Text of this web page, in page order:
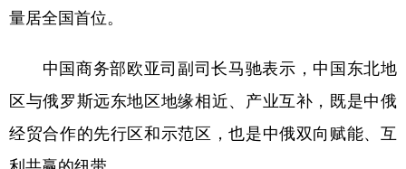
量居全国首位。
中国商务部欧亚司副司长马驰表示，中国东北地
区与俄罗斯远东地区地缘相近、产业互补，既是中俄
经贸合作的先行区和示范区，也是中俄双向赋能、互
利共赢的纽带。